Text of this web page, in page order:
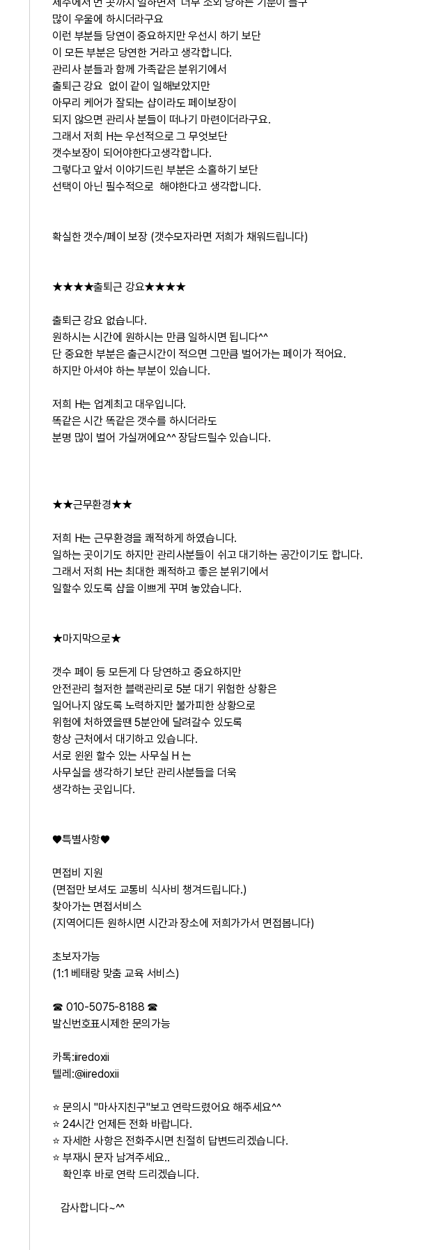
많이 우울에 하시더라구요
이런 부분들 당연이 중요하지만 우선시 하기 보단
이 모든 부분은 당연한 거라고 생각합니다.
관리사 분들과 함께 가족같은 분위기에서
출퇴근 강요 없이 같이 일해보았지만
아무리 케어가 잘되는 샵이라도 페이보장이
되지 않으면 관리사 분들이 떠나기 마련이더라구요.
그래서 저희 H는 우선적으로 그 무엇보단
갯수보장이 되어야한다고생각합니다.
그렇다고 앞서 이야기드린 부분은 소홀하기 보단
선택이 아닌 필수적으로 해야한다고 생각합니다.
확실한 갯수/페이 보장 (갯수모자라면 저희가 채워드립니다)
★★★★출퇴근 강요★★★★
출퇴근 강요 없습니다.
원하시는 시간에 원하시는 만큼 일하시면 됩니다^^
단 중요한 부분은 출근시간이 적으면 그만큼 벌어가는 페이가 적어요.
하지만 아셔야 하는 부분이 있습니다.
저희 H는 업계최고 대우입니다.
똑같은 시간 똑같은 갯수를 하시더라도
분명 많이 벌어 가실꺼에요^^ 장담드릴수 있습니다.
★★근무환경★★
저희 H는 근무환경을 쾌적하게 하였습니다.
일하는 곳이기도 하지만 관리사분들이 쉬고 대기하는 공간이기도 합니다.
그래서 저희 H는 최대한 쾌적하고 좋은 분위기에서
일할수 있도록 샵을 이쁘게 꾸며 놓았습니다.
★마지막으로★
갯수 페이 등 모든게 다 당연하고 중요하지만
안전관리 철저한 블랙관리로 5분 대기 위험한 상황은
일어나지 않도록 노력하지만 불가피한 상황으로
위험에 처하였을땐 5분안에 달려갈수 있도록
항상 근처에서 대기하고 있습니다.
서로 윈윈 할수 있는 사무실 H 는
사무실을 생각하기 보단 관리사분들을 더욱
생각하는 곳입니다.
♥특별사항♥
면접비 지원
(면접만 보셔도 교통비 식사비 챙겨드립니다.)
찾아가는 면접서비스
(지역어디든 원하시면 시간과 장소에 저희가가서 면접봅니다)
초보자가능
(1:1 베태랑 맞춤 교육 서비스)
☎ 010-5075-8188 ☎
발신번호표시제한 문의가능
카톡:iiredoxii
텔레:@iiredoxii
⭐ 문의시 "마사지친구"보고 연락드렸어요 해주세요^^
⭐ 24시간 언제든 전화 바랍니다.
⭐ 자세한 사항은 전화주시면 친절히 답변드리겠습니다.
⭐ 부재시 문자 남겨주세요..
확인후 바로 연락 드리겠습니다.
감사합니다~^^